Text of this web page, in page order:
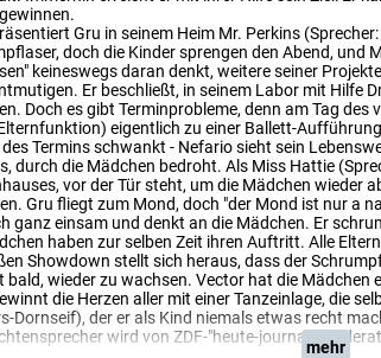
Gru in seinem Heim Mr. Perkins
doch die Kinder sprengen den Abend, und
keineswegs daran denkt, weitere seiner
Er beschließt, in seinem Labor mit Hilfe
Doch es gibt Terminprobleme, denn am Tag
eigentlich zu einer Ballett-
Termins schwankt - Nefario sieht sein
durch die Mädchen bedroht. Als Miss Hattie
vor der Tür steht, um die Mädchen wieder
Gru fliegt zum Mond, doch "der Mond ist nur a
ganz einsam und denkt an die Mädchen. Er
haben zur selben Zeit ihren Auftritt. Alle
Showdown stellt sich heraus, dass der
bald, wieder zu wachsen. Vector hat die Mädchen
die Herzen aller mit einer Tanzeinlage, die
Dornseif), der er als Kind niemals etwas recht
wird von ZDF-"heute-journal"-
mehr